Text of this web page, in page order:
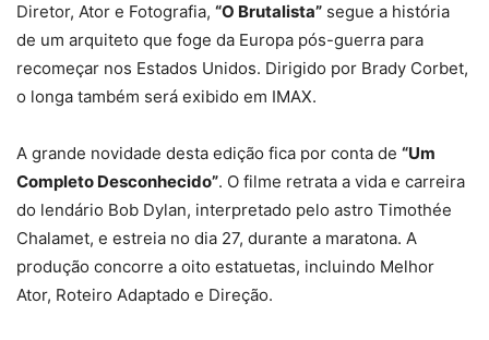
Diretor, Ator e Fotografia, “O Brutalista” segue a história
de um arquiteto que foge da Europa pós-guerra para
recomeçar nos Estados Unidos. Dirigido por Brady Corbet,
o longa também será exibido em IMAX.
A grande novidade desta edição fica por conta de “Um
Completo Desconhecido”. O filme retrata a vida e carreira
do lendário Bob Dylan, interpretado pelo astro Timothée
Chalamet, e estreia no dia 27, durante a maratona. A
produção concorre a oito estatuetas, incluindo Melhor
Ator, Roteiro Adaptado e Direção.